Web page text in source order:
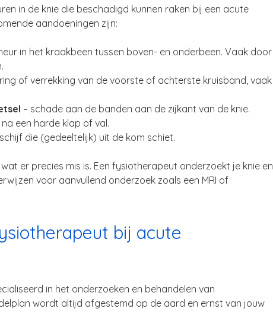
in de knie die beschadigd kunnen raken bij een acute
aandoeningen zijn:
in het kraakbeen tussen boven- en onderbeen. Vaak door
of verrekking van de voorste of achterste kruisband, vaak
– schade aan de banden aan de zijkant van de knie.
na een harde klap of val.
die (gedeeltelijk) uit de kom schiet.
er precies mis is. Een fysiotherapeut onderzoekt je knie en
voor aanvullend onderzoek zoals een MRI of
bij acute
in het onderzoeken en behandelen van
wordt altijd afgestemd op de aard en ernst van jouw